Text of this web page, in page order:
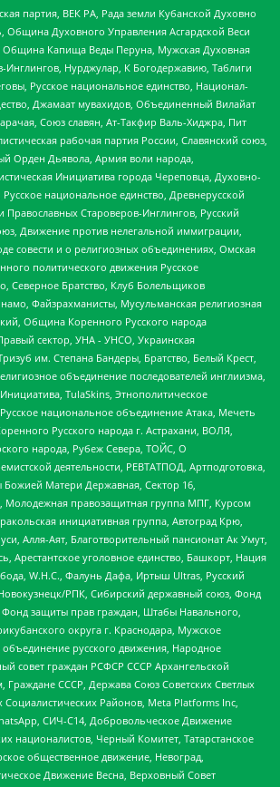
партия, ВЕК РА, Рада земли Кубанской Духовно
Община Духовного Управления Асгардской Веси
Община Капища Веды Перуна, Мужская Духовная
Инглингов, Нурджулар, К Богодержавию, Таблиги
Русское национальное единство, Национал-
Джамаат мувахидов, Объединенный Вилайат
Союз славян, Ат-Такфир Валь-Хиджра, Пит
рабочая партия России, Славянский союз,
Орден Дьявола, Армия воли народа,
Инициатива города Череповца, Духовно-
национальное единство, Древнерусской
Православных Староверов-Инглингов, Русский
Движение против нелегальной иммиграции,
совести и о религиозных объединениях, Омская
политического движения Русское
Северное Братство, Клуб Болельщиков
Файзрахманисты, Мусульманская религиозная
Община Коренного Русского народа
сектор, УНА - УНСО, Украинская
им. Степана Бандеры, Братство, Белый Крест,
объединение последователей инглиизма,
TulaSkins, Этнополитическое
национальное объединение Атака, Мечеть
Русского народа г. Астрахани, ВОЛЯ,
народа, Рубеж Севера, ТОЙС, О
деятельности, РЕВТАТПОД, Артподготовка,
Матери Державная, Сектор 16,
Молодежная правозащитная группа МПГ, Курсом
инициативная группа, Автоград Крю,
Алля-Аят, Благотворительный пансионат Ак Умут,
Арестантское уголовное единство, Башкорт, Нация
W.H.С., Фалунь Дафа, Иртыш Ultras, Русский
РПК, Сибирский державный союз, Фонд
защиты прав граждан, Штабы Навального,
округа г. Краснодара, Мужское
объединение русского движения, Народное
совет граждан РСФСР СССР Архангельской
Граждане СССР, Держава Союз Советских Светлых
Социалистических Районов, Meta Platforms Inc,
СИЧ-С14, Добровольческое Движение
националистов, Черный Комитет, Татарстанское
общественное движение, Невоград,
Движение Весна, Верховный Совет